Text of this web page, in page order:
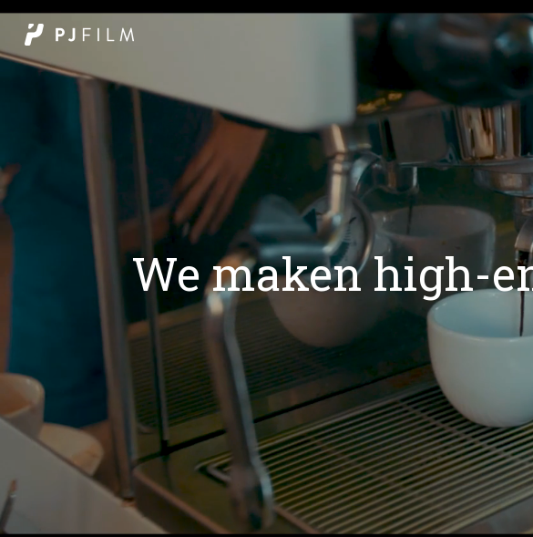
We maken high-